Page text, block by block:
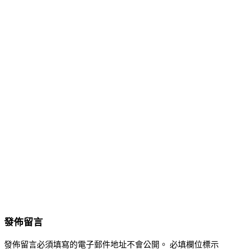
發佈留言
發佈留言必須填寫的電子郵件地址不會公開。 必填欄位標示